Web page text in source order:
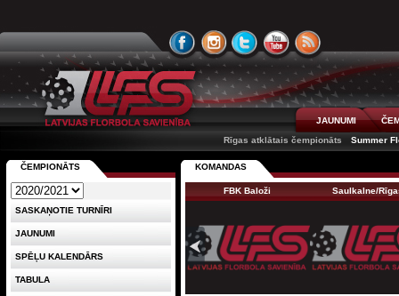
JAUNUMI
Rīgas atklātais čempionāts
Summer
KOMANDAS
FBK Baloži Saulkalne/
ČEMPIONĀTS
SASKAŅOTIE TURNĪRI
JAUNUMI
SPĒĻU KALENDĀRS
TABULA